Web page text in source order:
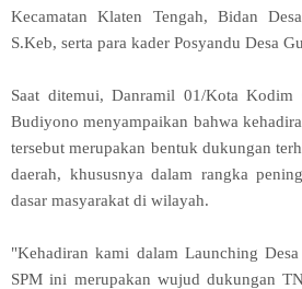
Kecamatan Klaten Tengah, Bidan
S.Keb, serta para kader Posyandu Desa
Saat ditemui, Danramil 01/Kota Kodim
Budiyono menyampaikan bahwa
tersebut merupakan bentuk dukungan
daerah, khususnya dalam rangka
dasar masyarakat di wilayah.
"Kehadiran kami dalam Launching
SPM ini merupakan wujud dukungan